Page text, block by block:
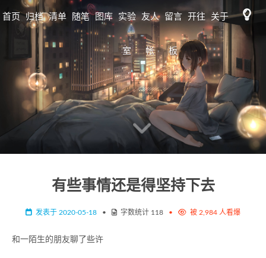
首页 归档 清单
标签
歌单
书单
随笔 图库 实验
室
图床
监控
工具
友人
帐
留言
板
开往 关于
日志
MAP
RSS
有些事情还是得坚持下去
发表于 2020-05-18 • 字数统计 118 • 被 2,984 人看爆
和一陌生的朋友聊了些许